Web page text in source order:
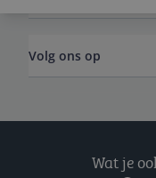
Volg ons op
Wat je